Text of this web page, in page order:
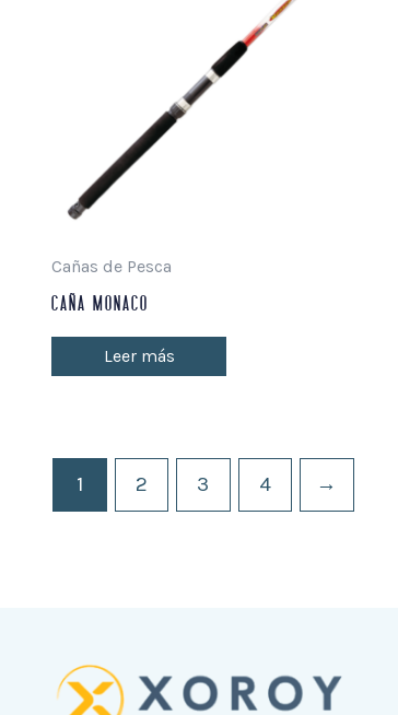
Cañas de Pesca
CAÑA MONACO
Leer más
1 2 3 4 →